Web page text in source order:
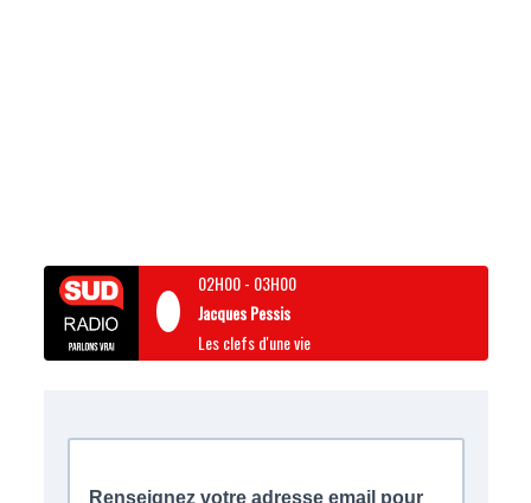
02H00- 03H00
Jacques Pessis
Les clefs d'une vie